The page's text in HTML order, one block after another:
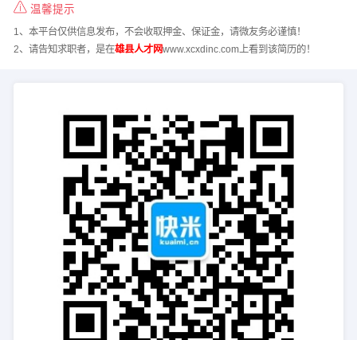
温馨提示
1、本平台仅供信息发布，不会收取押金、保证金，请微友务必谨慎！
2、请告知求职者，是在雄县人才网www.xcxdinc.com上看到该简历的！